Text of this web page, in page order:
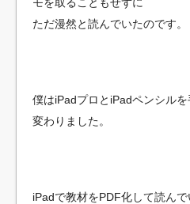
ただ漫然と読んでいたのです。
僕はiPadプロとiPadペンシル
変わりました。
iPadで教材をPDF化して読ん